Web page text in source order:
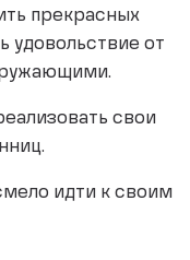
прекрасных
удовольствие от
свои
идти к своим